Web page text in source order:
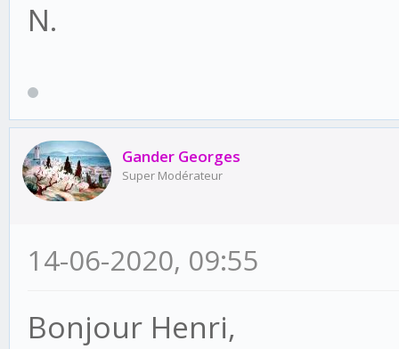
N.
Gander Georges
Super Modérateur
14-06-2020, 09:55
Bonjour Henri,